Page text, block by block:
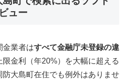
ュー
金業者はすべて金融庁未登録の違
限金利（年20%）を大幅に超える
大島町在住でも例外はありませ